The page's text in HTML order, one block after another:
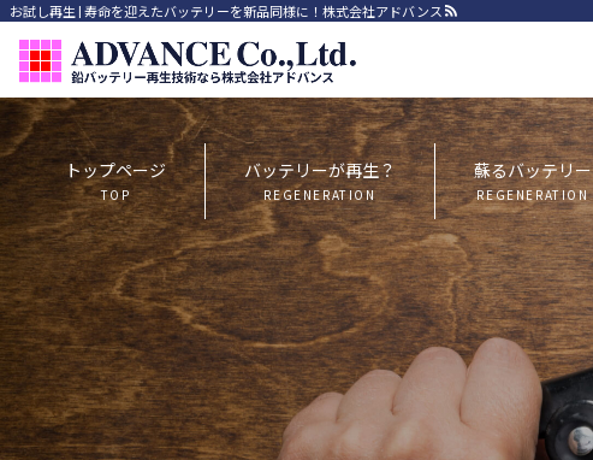
お試し再生 | 寿命を迎えたバッテリーを新品同様に！株式会社アドバンス
トップページ
TOP
バッテリーが再生？
REGENERATION
蘇るバッテリー
REGENERATION